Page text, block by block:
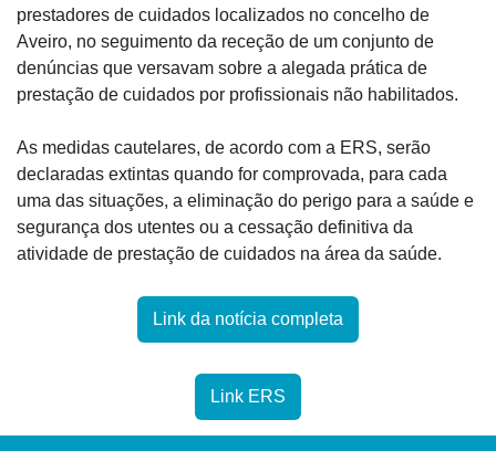
prestadores de cuidados localizados no concelho de
Aveiro, no seguimento da receção de um conjunto de
denúncias que versavam sobre a alegada prática de
prestação de cuidados por profissionais não habilitados.
As medidas cautelares, de acordo com a ERS, serão
declaradas extintas quando for comprovada, para cada
uma das situações, a eliminação do perigo para a saúde e
segurança dos utentes ou a cessação definitiva da
atividade de prestação de cuidados na área da saúde.
Link da notícia completa
Link ERS